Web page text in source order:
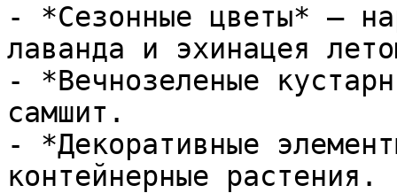
- *Сезонные цветы* –
лаванда и эхинацея
- *Вечнозеленые
самшит.
- *Декоративные
контейнерные растения.